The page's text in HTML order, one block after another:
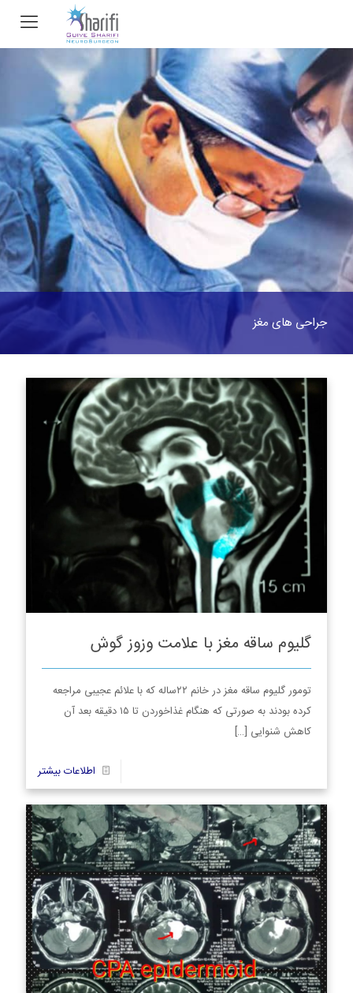
جراحی های مغز
گلیوم ساقه مغز با علامت وزوز گوش
تومور گلیوم ساقه مغز در خانم ۲۲ساله که با علائم عجیبی مراجعه
کرده بودند به صورتی که هنگام غذاخوردن تا ۱۵ دقیقه بعد آن
کاهش شنوایی […]
اطلاعات بیشتر